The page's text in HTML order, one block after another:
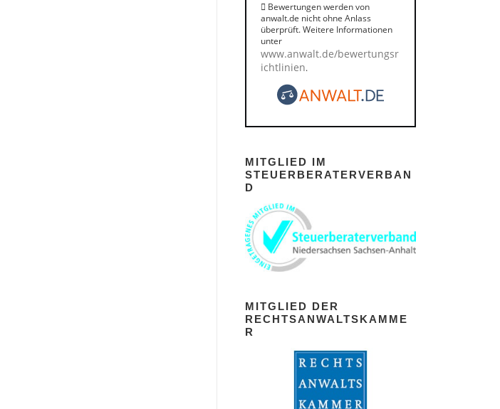
Bewertungen werden von
anwalt.de nicht ohne Anlass
überprüft. Weitere Informationen
unter
www.anwalt.de/bewertungsr
ichtlinien.
MITGLIED IM
STEUERBERATERVERBAN
D
MITGLIED DER
RECHTSANWALTSKAMME
R